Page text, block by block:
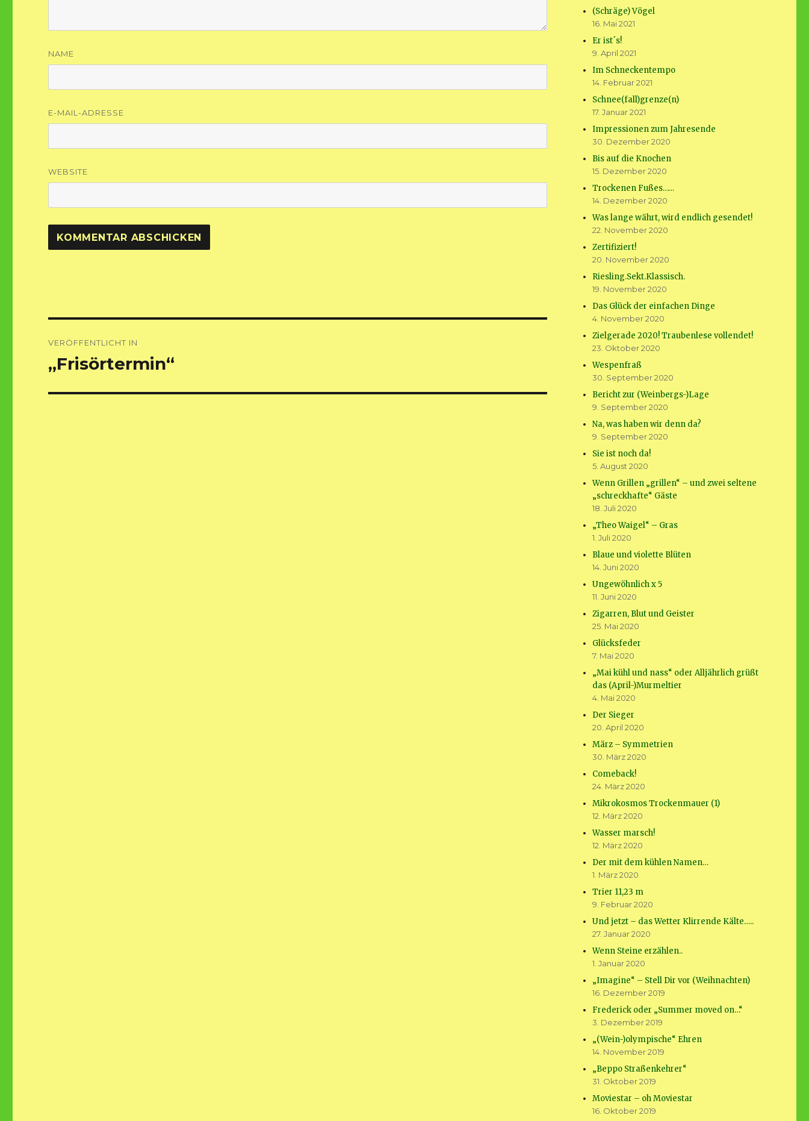
NAME
E-MAIL-ADRESSE
WEBSITE
VERÖFFENTLICHT IN
„Frisörtermin“
(Schräge) Vögel
16. Mai 2021
Er ist´s!
9. April 2021
Im Schneckentempo
14. Februar 2021
Schnee(fall)grenze(n)
17. Januar 2021
Impressionen zum Jahresende
30. Dezember 2020
Bis auf die Knochen
15. Dezember 2020
Trockenen Fußes……
14. Dezember 2020
Was lange währt, wird endlich gesendet!
22. November 2020
Zertifiziert!
20. November 2020
Riesling.Sekt.Klassisch.
19. November 2020
Das Glück der einfachen Dinge
4. November 2020
Zielgerade 2020! Traubenlese vollendet!
23. Oktober 2020
Wespenfraß
30. September 2020
Bericht zur (Weinbergs-)Lage
9. September 2020
Na, was haben wir denn da?
9. September 2020
Sie ist noch da!
5. August 2020
Wenn Grillen „grillen“ – und zwei seltene
„schreckhafte“ Gäste
18. Juli 2020
„Theo Waigel“ – Gras
1. Juli 2020
Blaue und violette Blüten
14. Juni 2020
Ungewöhnlich x 5
11. Juni 2020
Zigarren, Blut und Geister
25. Mai 2020
Glücksfeder
7. Mai 2020
„Mai kühl und nass“ oder Alljährlich grüßt
das (April-)Murmeltier
4. Mai 2020
Der Sieger
20. April 2020
März – Symmetrien
30. März 2020
Comeback!
24. März 2020
Mikrokosmos Trockenmauer (1)
12. März 2020
Wasser marsch!
12. März 2020
Der mit dem kühlen Namen…
1. März 2020
Trier 11,23 m
9. Februar 2020
Und jetzt – das Wetter Klirrende Kälte…..
27. Januar 2020
Wenn Steine erzählen..
1. Januar 2020
„Imagine“ – Stell Dir vor (Weihnachten)
16. Dezember 2019
Frederick oder „Summer moved on…“
3. Dezember 2019
„(Wein-)olympische“ Ehren
14. November 2019
„Beppo Straßenkehrer“
31. Oktober 2019
Moviestar – oh Moviestar
16. Oktober 2019